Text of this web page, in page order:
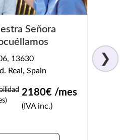
Señora
13630
Real, Spain
2180€ /mes
(IVA inc.)
❯